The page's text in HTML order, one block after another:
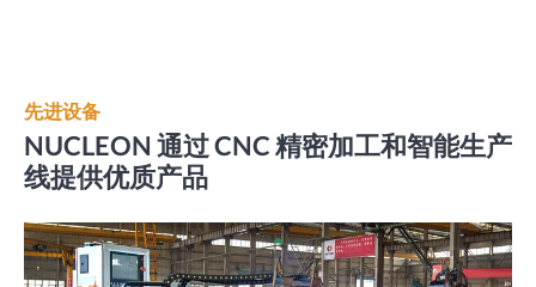
先进设备
NUCLEON 通过 CNC 精密加工和智能生产
线提供优质产品